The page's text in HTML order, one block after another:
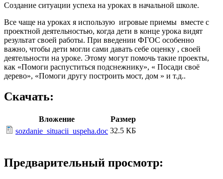
Создание ситуации успеха на уроках в начальной школе.
Все чаще на уроках я использую игровые приемы вместе с
проектной деятельностью, когда дети в конце урока видят
результат своей работы. При введении ФГОС особенно
важно, чтобы дети могли сами давать себе оценку , своей
деятельности на уроке. Этому могут помочь такие проекты,
как «Помоги распуститься подснежнику», « Посади своё
дерево», «Помоги другу построить мост, дом » и т.д..
Скачать:
Вложение
Размер
sozdanie_situacii_uspeha.doc 32.5 КБ
Предварительный просмотр: